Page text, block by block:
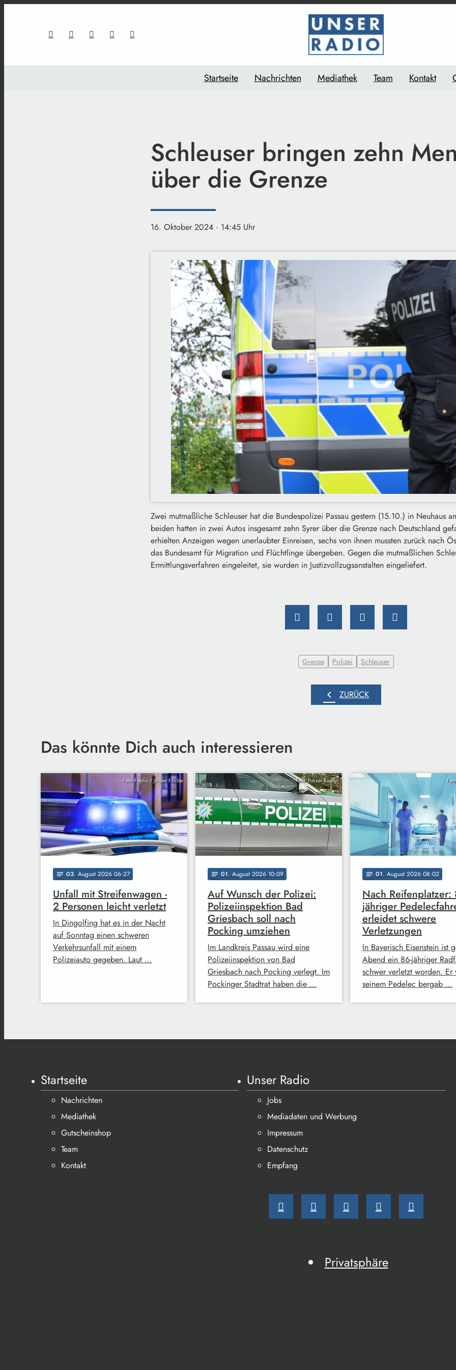
Startseite Nachrichten Mediathek Team Kontakt
Schleuser bringen zehn
über die Grenze
16. Oktober 2024 · 14:45 Uhr
Zwei mutmaßliche Schleuser hat die Bundespolizei Passau gestern (15.10.) in Neuhaus
beiden hatten in zwei Autos insgesamt zehn Syrer über die Grenze nach Deutschland
erhielten Anzeigen wegen unerlaubter Einreisen, sechs von ihnen mussten zurück nach
das Bundesamt für Migration und Flüchtlinge übergeben. Gegen die mutmaßlichen
Ermittlungsverfahren eingeleitet, sie wurden in Justizvollzugsanstalten eingeliefert.
Grenze Polizei Schleuser
chevron_left ZURÜCK
Das könnte Dich auch interessieren
Foto: Fotolia / Jürgen Fälchle
notes 03. August 2026 06:27
Unfall mit Streifenwagen -
2 Personen leicht verletzt
In Dingolfing hat es in der Nacht
auf Sonntag einen schweren
Verkehrsunfall mit einem
Polizeiauto gegeben. Laut …
Foto: Polizei Bayern
notes 01. August 2026 10:09
Auf Wunsch der Polizei:
Polizeiinspektion Bad
Griesbach soll nach
Pocking umziehen
Im Landkreis Passau wird eine
Polizeiinspektion von Bad
Griesbach nach Pocking verlegt. Im
Pockinger Stadtrat haben die …
notes 01. August 2026 08:02
Nach Reifenplatzer:
jähriger
erleidet schwere
Verletzungen
In Bayerisch Eisenstein ist
Abend ein 86-jähriger
schwer verletzt worden. Er
seinem Pedelec bergab …
Startseite
Nachrichten
Mediathek
Gutscheinshop
Team
Kontakt
Unser Radio
Jobs
Mediadaten und Werbung
Impressum
Datenschutz
Empfang
Privatsphäre